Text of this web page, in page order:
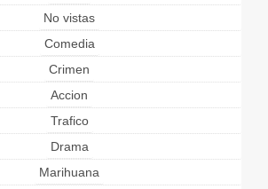
No vistas
Comedia
Crimen
Accion
Trafico
Drama
Marihuana